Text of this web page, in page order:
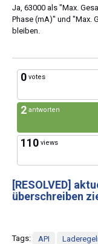
Ja, 63000 als "Max.
Phase (mA)" und "Max.
bleiben.
0 votes
2 antworten
110 views
[RESOLVED]
überschreiben
Tags: API